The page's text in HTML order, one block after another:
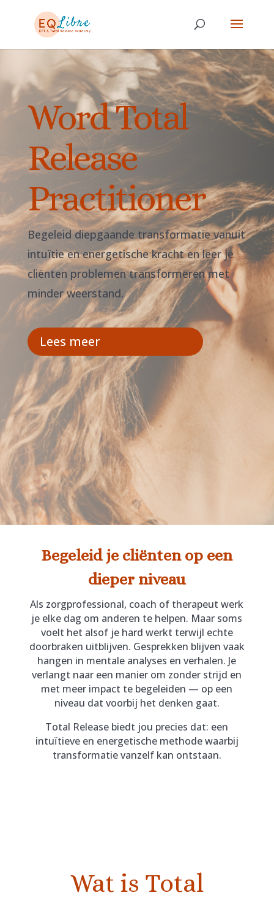
Word Total
Release
Practitioner
Begeleid diepgaande transformatie vanuit
intuïtie en energetische kracht en leer je
cliënten problemen transformeren met
minder weerstand.
Lees meer
Begeleid je cliënten op een
dieper niveau
Als zorgprofessional, coach of therapeut werk
je elke dag om anderen te helpen. Maar soms
voelt het alsof je hard werkt terwijl echte
doorbraken uitblijven. Gesprekken blijven vaak
hangen in mentale analyses en verhalen. Je
verlangt naar een manier om zonder strijd en
met meer impact te begeleiden — op een
niveau dat voorbij het denken gaat.
Total Release biedt jou precies dat: een
intuïtieve en energetische methode waarbij
transformatie vanzelf kan ontstaan.
Wat is Total